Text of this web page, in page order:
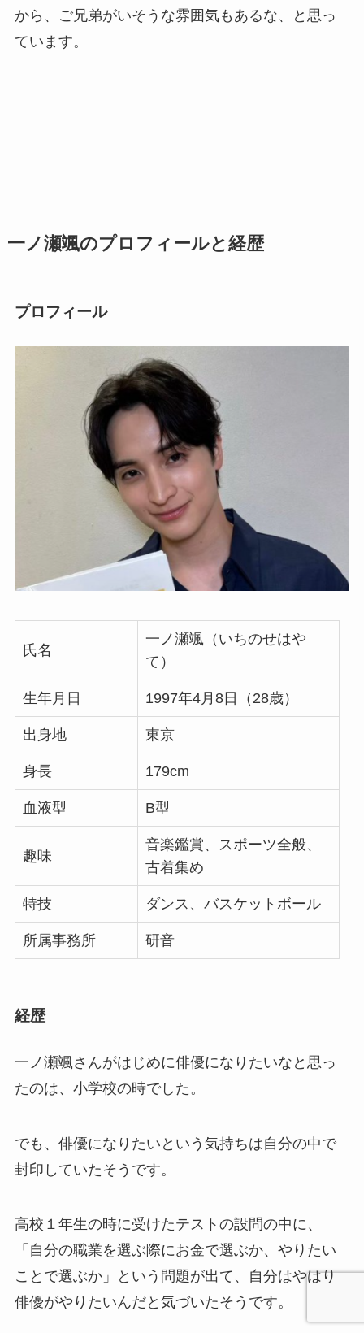
から、ご兄弟がいそうな雰囲気もあるな、と思っ
ています。
一ノ瀬颯のプロフィールと経歴
プロフィール
氏名
一ノ瀬颯（いちのせはや
て）
生年月日 1997年4月8日（28歳）
出身地 東京
身長 179cm
血液型 B型
趣味
音楽鑑賞、スポーツ全般、
古着集め
特技 ダンス、バスケットボール
所属事務所 研音
経歴
一ノ瀬颯さんがはじめに俳優になりたいなと思っ
たのは、小学校の時でした。
でも、俳優になりたいという気持ちは自分の中で
封印していたそうです。
高校１年生の時に受けたテストの設問の中に、
「自分の職業を選ぶ際にお金で選ぶか、やりたい
ことで選ぶか」という問題が出て、自分はやはり
俳優がやりたいんだと気づいたそうです。